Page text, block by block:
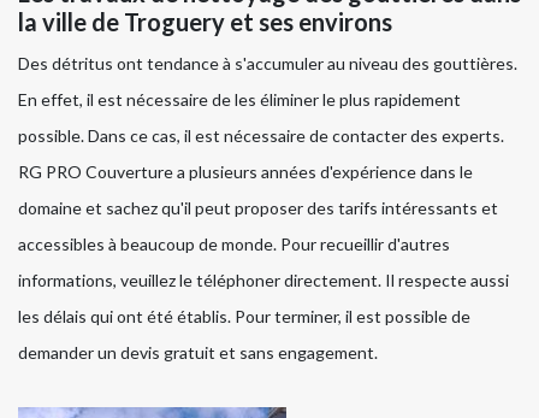
la ville de Troguery et ses environs
Des détritus ont tendance à s'accumuler au niveau des gouttières.
En effet, il est nécessaire de les éliminer le plus rapidement
possible. Dans ce cas, il est nécessaire de contacter des experts.
RG PRO Couverture a plusieurs années d'expérience dans le
domaine et sachez qu'il peut proposer des tarifs intéressants et
accessibles à beaucoup de monde. Pour recueillir d'autres
informations, veuillez le téléphoner directement. Il respecte aussi
les délais qui ont été établis. Pour terminer, il est possible de
demander un devis gratuit et sans engagement.